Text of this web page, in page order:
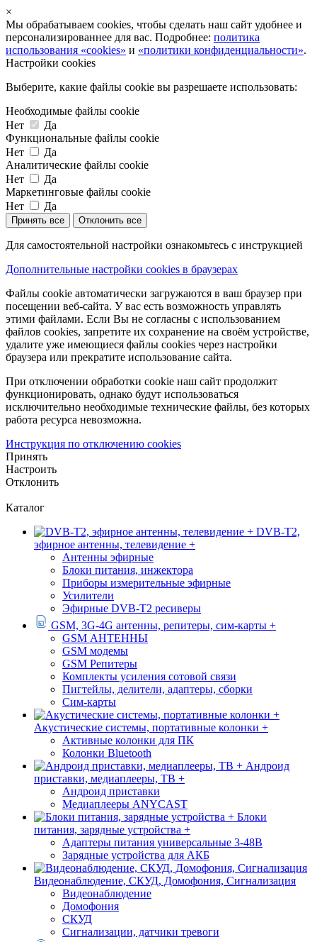
×
Мы обрабатываем cookies, чтобы сделать наш сайт удобнее и
персонализированнее для вас. Подробнее: политика
использования «cookies» и «политики конфиденциальности».
Настройки cookies
Выберите, какие файлы cookie вы разрешаете использовать:
Необходимые файлы cookie
Нет
Да
Функциональные файлы cookie
Нет
Да
Аналитические файлы cookie
Нет
Да
Маркетинговые файлы cookie
Нет
Да
Принять все Отклонить все
Для самостоятельной настройки ознакомьтесь с инструкцией
Дополнительные настройки cookies в браузерах
Файлы cookie автоматически загружаются в ваш браузер при
посещении веб-сайта. У вас есть возможность управлять
этими файлами. Если Вы не согласны с использованием
файлов cookies, запретите их сохранение на своём устройстве,
удалите уже имеющиеся файлы cookies через настройки
браузера или прекратите использование сайта.
При отключении обработки cookie наш сайт продолжит
функционировать, однако будут использоваться
исключительно необходимые технические файлы, без которых
работа ресурса невозможна.
Инструкция по отключению cookies
Принять
Настроить
Отклонить
Каталог
DVB-T2,
эфирное антенны, телевидение +
Антенны эфирные
Блоки питания, инжектора
Приборы измерительные эфирные
Усилители
Эфирные DVB-T2 ресиверы
GSM, 3G-4G антенны, репитеры, сим-карты +
GSM АНТЕННЫ
GSM модемы
GSM Репитеры
Комплекты усиления сотовой связи
Пигтейлы, делители, адаптеры, сборки
Сим-карты
Акустические системы, портативные колонки +
Активные колонки для ПК
Колонки Bluetooth
Андроид
приставки, медиаплееры, ТВ +
Андроид приставки
Медиаплееры ANYCAST
Блоки
питания, зарядные устройства +
Адаптеры питания универсальные 3-48В
Зарядные устройства для АКБ
Видеонаблюдение, СКУД, Домофония, Сигнализация
Видеонаблюдение
Домофония
СКУД
Сигнализации, датчики тревоги